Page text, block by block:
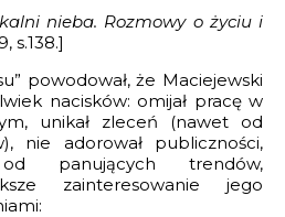
nieba. Rozmowy o życiu i
s.138.]
powodował, że Maciejewski
nacisków: omijał pracę w
unikał zleceń (nawet od
nie adorował publiczności,
panujących trendów,
zainteresowanie jego